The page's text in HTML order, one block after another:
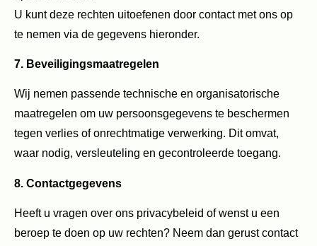
U kunt deze rechten uitoefenen door contact met ons op
te nemen via de gegevens hieronder.
7. Beveiligingsmaatregelen
Wij nemen passende technische en organisatorische
maatregelen om uw persoonsgegevens te beschermen
tegen verlies of onrechtmatige verwerking. Dit omvat,
waar nodig, versleuteling en gecontroleerde toegang.
8. Contactgegevens
Heeft u vragen over ons privacybeleid of wenst u een
beroep te doen op uw rechten? Neem dan gerust contact